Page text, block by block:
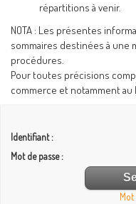
répartitions à venir.
NOTA : Les présentes
sommaires destinées à une
procédures.
Pour toutes précisions
commerce et notamment
Identifiant :
Mot de passe :
Mot